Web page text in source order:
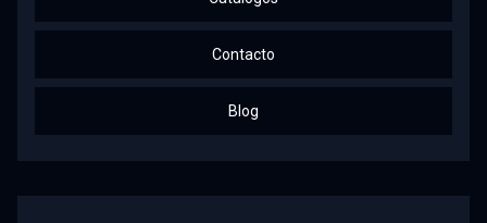
Contacto
Blog